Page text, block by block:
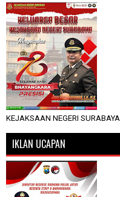
KEJAKSAAN NEGERI SURABAYA
IKLAN UCAPAN